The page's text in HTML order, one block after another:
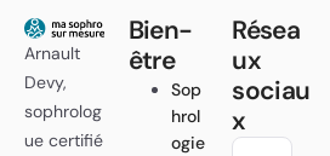
Arnault
Devy,
sophrolog
ue certifié
Bien-
être
Sop
hrol
ogie
Résea
ux
sociau
x